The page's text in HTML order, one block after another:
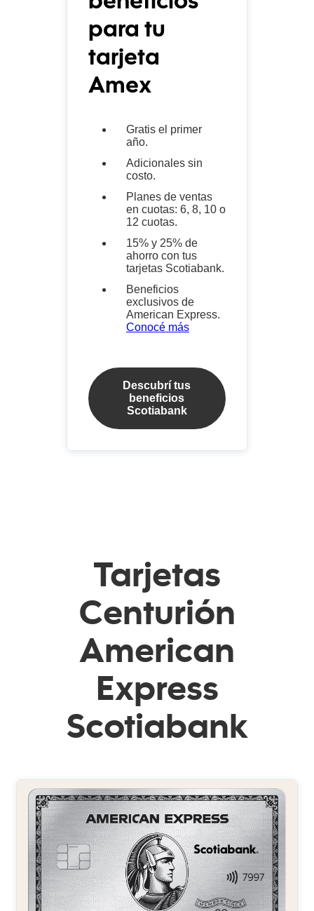
para tu
tarjeta
Amex
Gratis el primer
año.
Adicionales sin
costo.
Planes de ventas
en cuotas: 6, 8, 10 o
12 cuotas.
15% y 25% de
ahorro con tus
tarjetas Scotiabank.
Beneficios
exclusivos de
American Express.
Conocé más
Descubrí tus
beneficios
Scotiabank
Tarjetas
Centurión
American
Express
Scotiabank